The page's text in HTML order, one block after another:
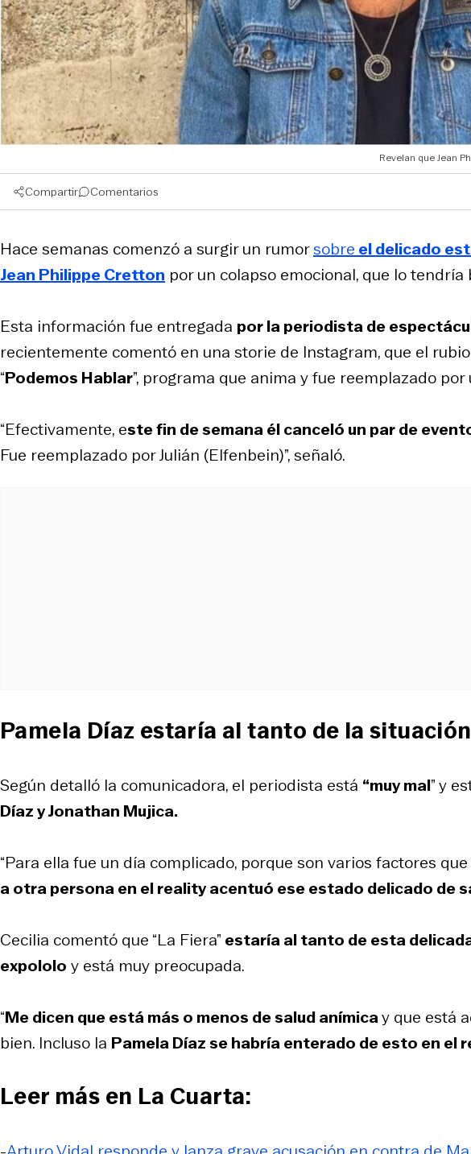
Revelan que Jean
Compartir Comentarios
Hace semanas comenzó a surgir un rumorsobre el delicado
Jean Philippe Cretton por un colapso emocional, que lo
Esta información fue entregada por la periodista de
recientemente comentó en una storie de Instagram, que el
“Podemos Hablar”, programa que anima y fue reemplazado
“Efectivamente, este fin de semana él canceló un par de
Fue reemplazado por Julián (Elfenbein)”, señaló.
Pamela Díaz estaría al tanto de la situación
Según detalló la comunicadora, el periodista está “muy mal” y
Díaz y Jonathan Mujica.
“Para ella fue un día complicado, porque son varios factores
a otra persona en el reality acentuó ese estado delicado de
Cecilia comentó que “La Fiera” estaría al tanto de esta
expololo y está muy preocupada.
“Me dicen que está más o menos de salud anímicay que está
bien. Incluso la Pamela Díaz se habría enterado de esto en el
Leer más en La Cuarta: